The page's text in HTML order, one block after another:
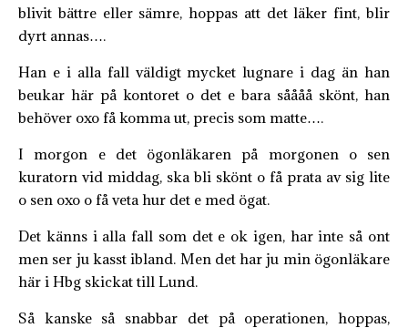
blivit bättre eller sämre, hoppas att det läker fint, blir
dyrt annas….
Han e i alla fall väldigt mycket lugnare i dag än han
beukar här på kontoret o det e bara såååå skönt, han
behöver oxo få komma ut, precis som matte….
I morgon e det ögonläkaren på morgonen o sen
kuratorn vid middag, ska bli skönt o få prata av sig lite
o sen oxo o få veta hur det e med ögat.
Det känns i alla fall som det e ok igen, har inte så ont
men ser ju kasst ibland. Men det har ju min ögonläkare
här i Hbg skickat till Lund.
Så kanske så snabbar det på operationen, hoppas,